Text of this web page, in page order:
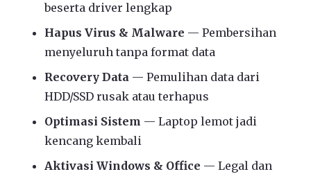
beserta driver lengkap
Hapus Virus & Malware — Pembersihan
menyeluruh tanpa format data
Recovery Data — Pemulihan data dari
HDD/SSD rusak atau terhapus
Optimasi Sistem — Laptop lemot jadi
kencang kembali
Aktivasi Windows & Office — Legal dan